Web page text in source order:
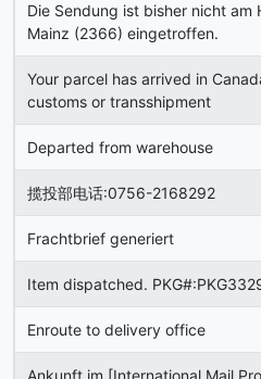
Die Sendung ist bisher nicht am
Mainz (2366) eingetroffen.
Your parcel has arrived in
customs or transshipment
Departed from warehouse
揽投部电话:0756-2168292
Frachtbrief generiert
Item dispatched.
Enroute to delivery office